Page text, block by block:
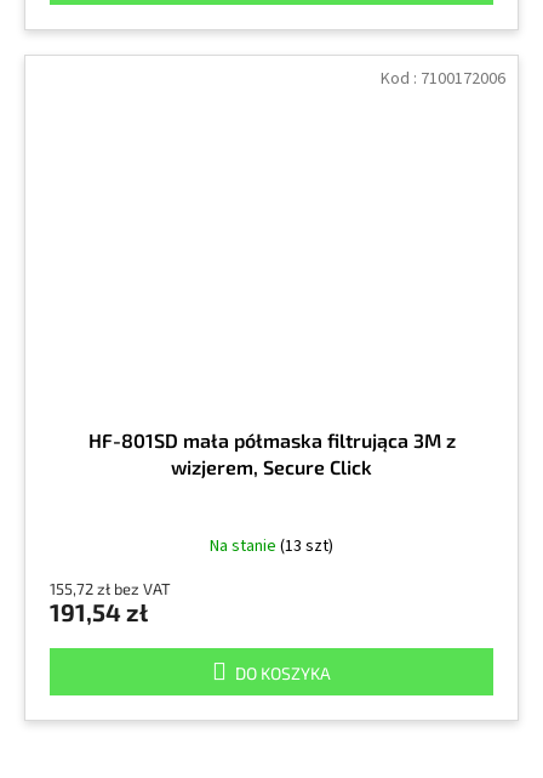
HF-801SD mała półmaska filtrująca 3M z
wizjerem, Secure Click
Na stanie (13 szt)
155,72 zł bez VAT
191,54 zł
DO KOSZYKA
Kod : 7100172006